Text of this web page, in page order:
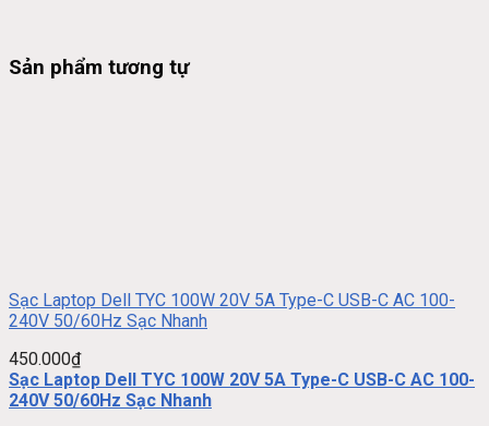
Sản phẩm tương tự
Sạc Laptop Dell TYC 100W 20V 5A Type-C USB-C AC 100-
240V 50/60Hz Sạc Nhanh
450.000₫
Sạc Laptop Dell TYC 100W 20V 5A Type-C USB-C AC 100-
240V 50/60Hz Sạc Nhanh